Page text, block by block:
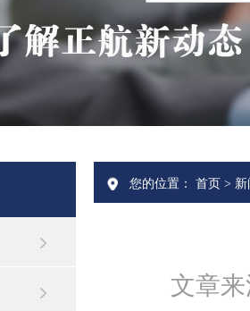
您的位置： 首页 >
文章